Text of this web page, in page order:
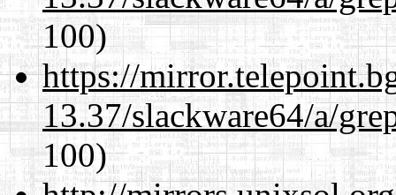
100)
https://
13.37/slackware64/a/
100)